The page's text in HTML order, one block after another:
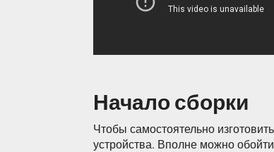
Начало сборки
Чтобы самостоятельно
устройства. Вполне можно